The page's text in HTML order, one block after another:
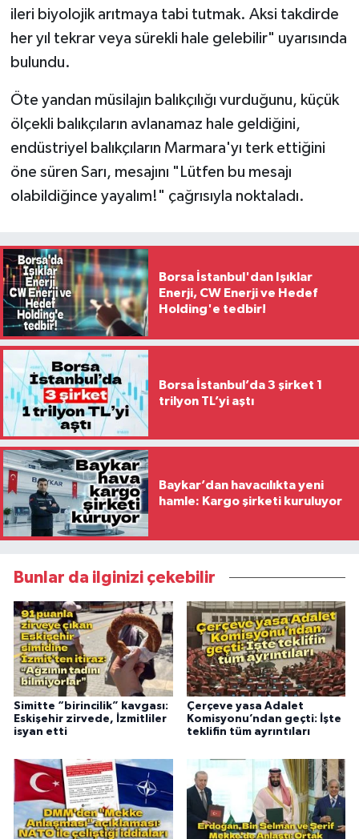
ileri biyolojik arıtmaya tabi tutmak. Aksi takdirde
her yıl tekrar veya sürekli hale gelebilir" uyarısında
bulundu.
Öte yandan müsilajın balıkçılığı vurduğunu, küçük
ölçekli balıkçıların avlanamaz hale geldiğini,
endüstriyel balıkçıların Marmara'yı terk ettiğini
öne süren Sarı, mesajını "Lütfen bu mesajı
olabildiğince yayalım!" çağrısıyla noktaladı.
Borsa İstanbul'dan Işıklar
Enerji, CW Enerji ve Hedef
Holding'e tedbir!
Borsa İstanbul’da 3 şirket 1
trilyon TL’yi aştı
Baykar’dan havacılıkta yeni
hamle: Kargo şirketi kuruluyor
Bunlar da ilginizi çekebilir
Simitte “birincilik” kavgası:
Eskişehir zirvede, İzmitliler
isyan etti
Çerçeve yasa Adalet
Komisyonu’ndan geçti: İşte
teklifin tüm ayrıntıları